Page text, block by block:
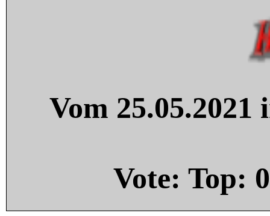
Vom
Vote: Top: 0